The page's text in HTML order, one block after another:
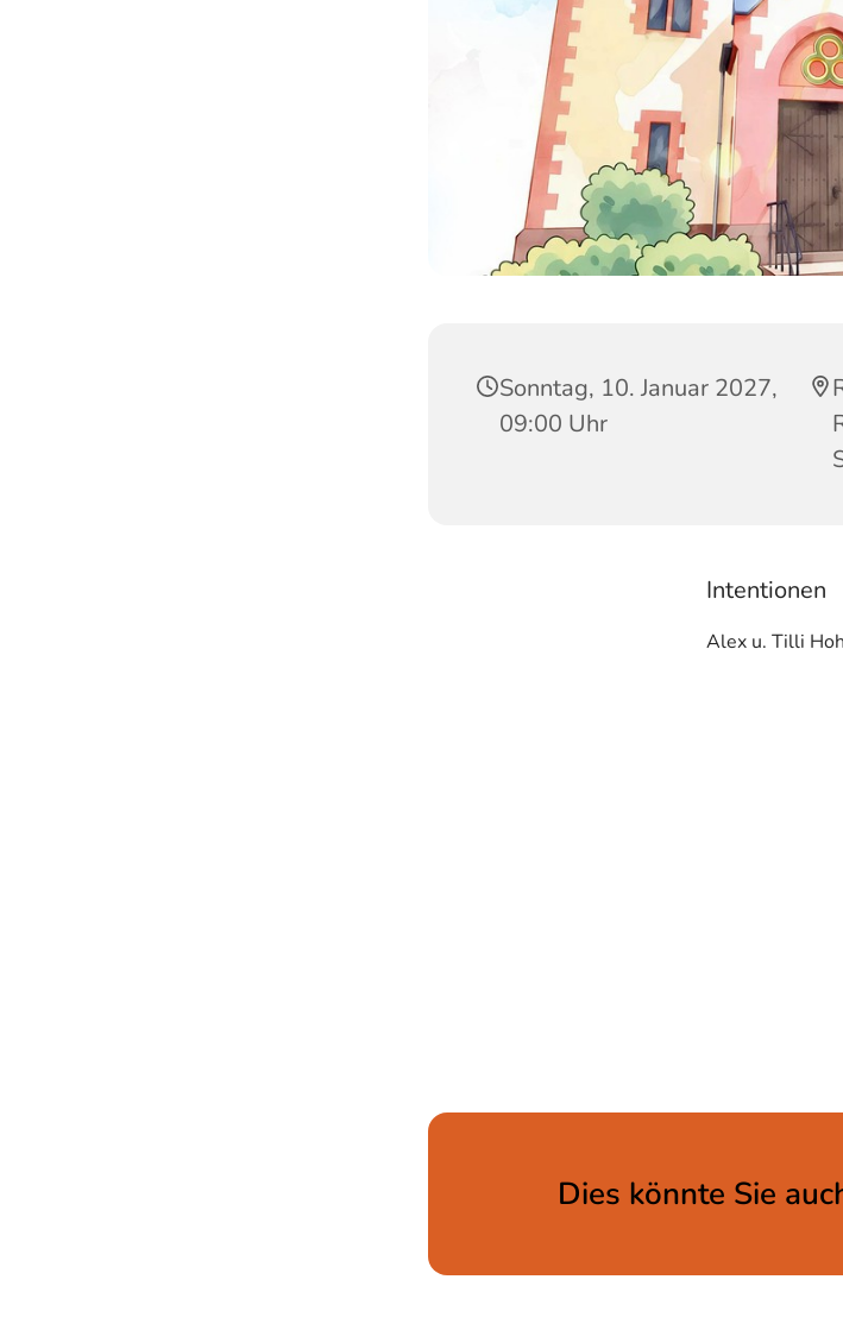
Sonntag, 10. Januar 2027,
09:00 Uhr
Intentionen
Alex u. Tilli
Dies könnte Sie